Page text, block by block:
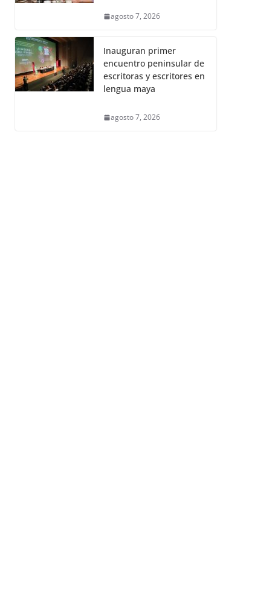
agosto 7, 2026
Inauguran primer
encuentro peninsular de
escritoras y escritores en
lengua maya
agosto 7, 2026